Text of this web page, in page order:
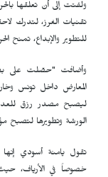
ولفتت إلى أن تعلقها
تقنيات الغرز، لتدرك
للتطوير والإبداع، تمنح
وأضافت "حصّلت على
المعارض داخل تونس
ليصبح مصدر رزق
الورشة وتطويرها لتصبح
تقول يامنة أسودي
خصوصاً في الأرياف،